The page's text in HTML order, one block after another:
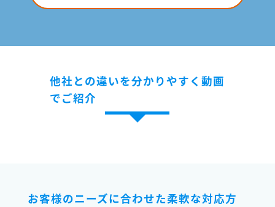
他社との違いを分かりやすく動画
でご紹介
お客様のニーズに合わせた柔軟な対応方